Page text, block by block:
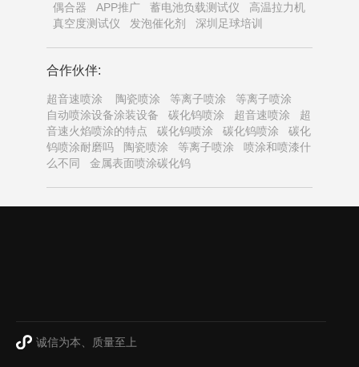
偶合器 APP推广 蓄电池负载测试仪
高温拉力机
真空度测试仪
发泡催化剂 深圳足球培训
合作伙伴:
超音速喷涂 陶瓷喷涂 等离子喷涂
等离子喷涂
自动喷涂设备涂装设备
碳化钨喷涂 超音速喷涂
超
音速火焰喷涂的特点
碳化钨喷涂 碳化钨喷涂
碳化
钨喷涂耐磨吗
陶瓷喷涂 等离子喷涂
喷涂和喷漆什
么不同
金属表面喷涂碳化钨
诚信为本、质量至上